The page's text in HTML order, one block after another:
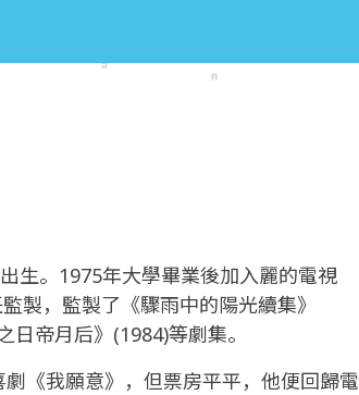
生。1975年大學畢業後加入麗的電視
製，監製了《驟雨中的陽光續集》
帝月后》(1984)等劇集。
《我願意》，但票房平平，他便回歸電